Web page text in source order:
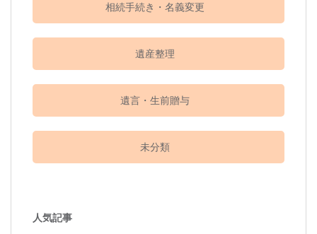
相続手続き・名義変更
遺産整理
遺言・生前贈与
未分類
人気記事